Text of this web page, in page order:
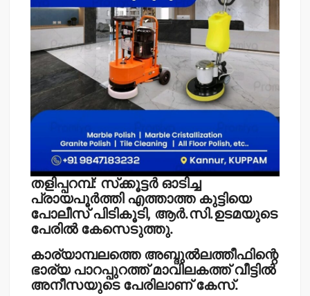
തളിപ്പറമ്പ്: സ്‌ക്കൂട്ടര്‍ ഓടിച്ച
പ്രായപൂര്‍ത്തി എത്താത്ത കുട്ടിയെ
പോലീസ് പിടികൂടി, ആര്‍.സി.ഉടമയുടെ
പേരില്‍ കേസെടുത്തു.
കാര്യാമ്പലത്തെ അബ്ദുല്‍ലത്തീഫിന്റെ
ഭാര്യ പാറപ്പുറത്ത് മാവിലകത്ത് വീട്ടില്‍
അനീസയുടെ പേരിലാണ് കേസ്.